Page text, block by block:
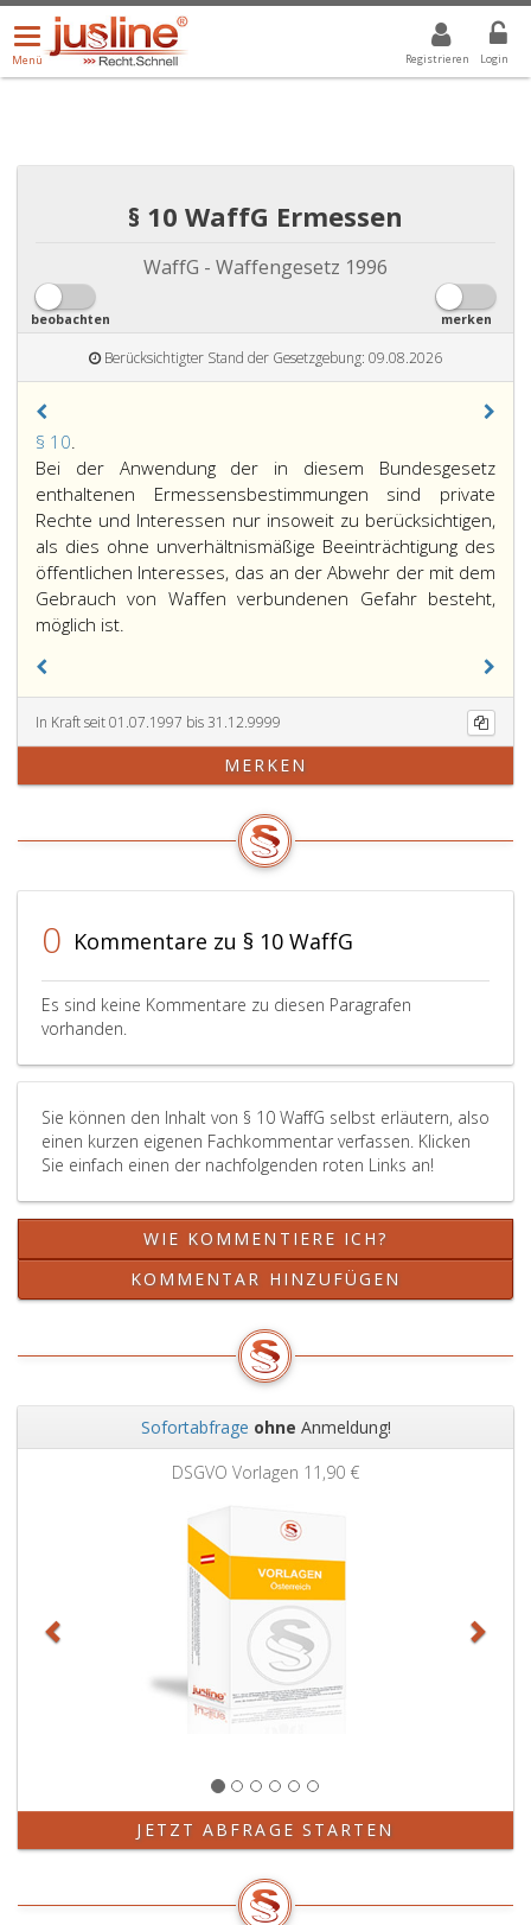
Registrieren Login
Menü
öffnen/schließen
Menü
ALLE DROPDOWN: GEWÄHLTER WERT IST ALLE
§ 10 WaffG Ermessen
WaffG - Waffengesetz 1996
beobachten merken
Berücksichtigter Stand der Gesetzgebung: 09.08.2026
§ 10.
10,
Bei der Anwendung der in diesem Bundesgesetz
enthaltenen Ermessensbestimmungen sind private
Rechte und Interessen nur insoweit zu berücksichtigen,
als dies ohne unverhältnismäßige Beeinträchtigung des
öffentlichen Interesses, das an der Abwehr der mit dem
Gebrauch von Waffen verbundenen Gefahr besteht,
möglich ist.
In Kraft seit 01.07.1997 bis 31.12.9999
MERKEN
0 Kommentare zu § 10 WaffG
Es sind keine Kommentare zu diesen Paragrafen
vorhanden.
Sie können den Inhalt von § 10 WaffG selbst erläutern, also
einen kurzen eigenen Fachkommentar verfassen. Klicken
Sie einfach einen der nachfolgenden roten Links an!
WIE KOMMENTIERE ICH?
KOMMENTAR HINZUFÜGEN
Sofortabfrage ohne Anmeldung!
DSGVO Vorlagen 11,90 €
JETZT ABFRAGE STARTEN